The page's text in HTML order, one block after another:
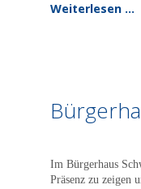
Weiterlesen …
Im Bürgerhaus
Präsenz zu zeigen